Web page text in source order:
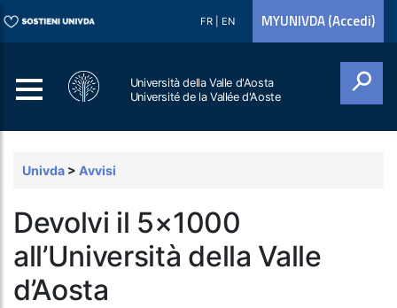
FR EN MYUNIVDA (Accedi)
Università della Valle d'Aosta
Université de la Vallée d'Aoste
Univda > Avvisi
Devolvi il 5×1000
all’Università della Valle
d’Aosta